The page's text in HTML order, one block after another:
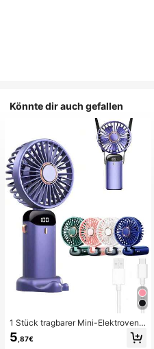
Könnte dir auch gefallen
1 Stück tragbarer Mini-Elektroventil
ator, tragbarer USB-aufladbarer Ve
ntilator, Nackenventilator, USB-Ven
5 ,87€